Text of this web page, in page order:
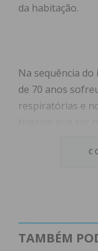
da habitação.
Na sequência
de 70 anos
respiratórias e
quarenta e
estavam
TAMBÉM